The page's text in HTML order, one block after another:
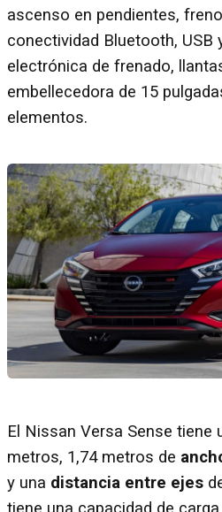
ascenso en pendientes,
conectividad Bluetooth, USB
electrónica de frenado,
embellecedora de 15
elementos.
El Nissan Versa Sense tiene
metros, 1,74 metros de
y una distancia entre ejes